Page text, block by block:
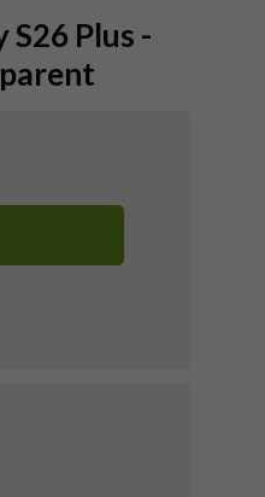
S26 Plus -